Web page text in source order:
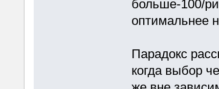
больше-100/
оптимальнее
Парадокс
когда выбор